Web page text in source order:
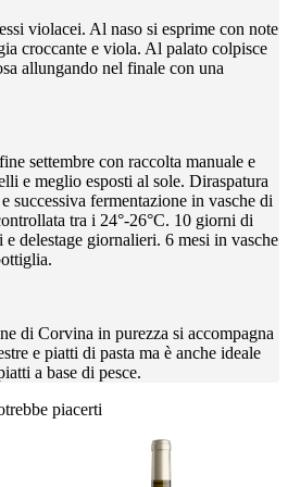
violacei. Al naso si esprime con note
croccante e viola. Al palato colpisce
allungando nel finale con una
settembre con raccolta manuale e
e meglio esposti al sole. Diraspatura
successiva fermentazione in vasche di
tra i 24°-26°C. 10 giorni di
delestage giornalieri. 6 mesi in vasche
di Corvina in purezza si accompagna
e piatti di pasta ma è anche ideale
a base di pesce.
piacerti